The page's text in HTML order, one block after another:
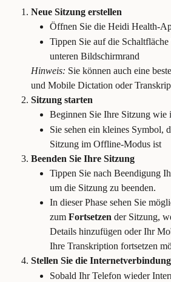
Neue Sitzung erstellen
Öffnen Sie die Heidi Health-
Tippen Sie auf die
unteren Bildschirmrand
Hinweis: Sie können auch eine
und Mobile Dictation oder
Sitzung starten
Beginnen Sie Ihre Sitzung wie
Sie sehen ein kleines Symbol,
Sitzung im Offline-Modus ist
Beenden Sie Ihre Sitzung
Tippen Sie nach Beendigung
um die Sitzung zu beenden.
In dieser Phase sehen Sie
zum Fortsetzen der Sitzung,
Details hinzufügen oder Ihr
Ihre Transkription fortsetzen
Stellen Sie die
Sobald Ihr Telefon wieder